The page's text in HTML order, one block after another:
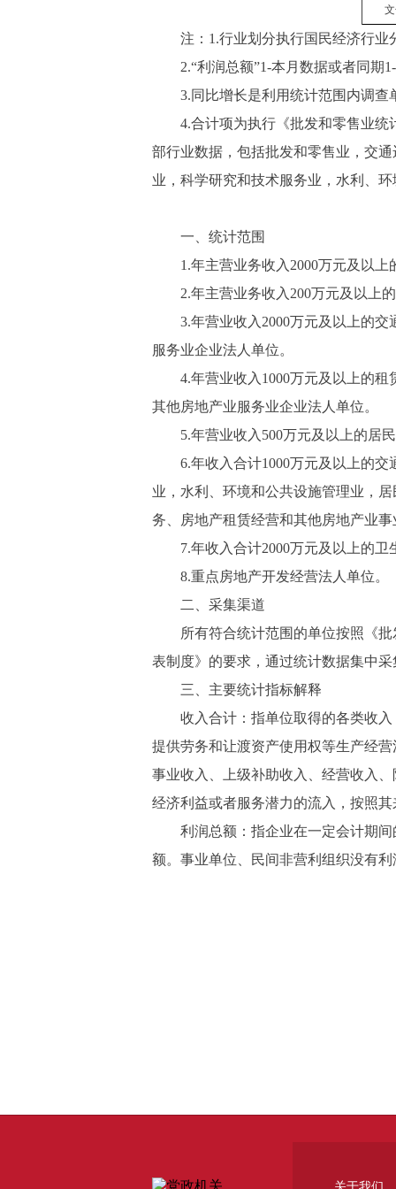
注：1.行业划分执行国民经济行业分
2.“利润总额”1-本月数据或者同期1-
3.同比增长是利用统计范围内调查单
4.合计项为执行《批发和零售业统
部行业数据，包括批发和零售业，交
业，科学研究和技术服务业，水利、
一、统计范围
1.年主营业务收入2000万元及以上
2.年主营业务收入200万元及以上的
3.年营业收入2000万元及以上的交
服务业企业法人单位。
4.年营业收入1000万元及以上的租
其他房地产业服务业企业法人单位。
5.年营业收入500万元及以上的居民
6.年收入合计1000万元及以上的交
业，水利、环境和公共设施管理业，
务、房地产租赁经营和其他房地产业
7.年收入合计2000万元及以上的卫
8.重点房地产开发经营法人单位。
二、采集渠道
所有符合统计范围的单位按照《批
表制度》的要求，通过统计数据集中采
三、主要统计指标解释
收入合计：指单位取得的各类收入
提供劳务和让渡资产使用权等生产经
事业收入、上级补助收入、经营收入
经济利益或者服务潜力的流入，按照
利润总额：指企业在一定会计期间
额。事业单位、民间非营利组织没有利